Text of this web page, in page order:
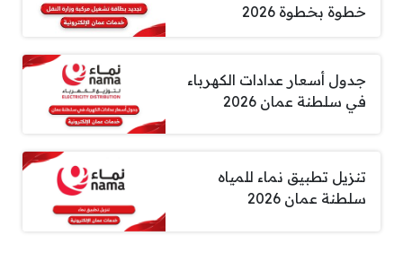
خطوة بخطوة 2026
جدول أسعار عدادات الكهرباء
في سلطنة عمان 2026
تنزيل تطبيق نماء للمياه
سلطنة عمان 2026